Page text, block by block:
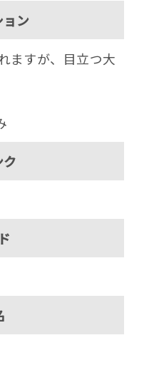
ョン
ますが、目立つ大